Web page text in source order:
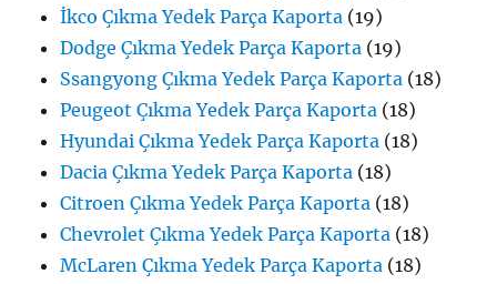
İkco Çıkma Yedek Parça Kaporta (19)
Dodge Çıkma Yedek Parça Kaporta (19)
Ssangyong Çıkma Yedek Parça Kaporta (18)
Peugeot Çıkma Yedek Parça Kaporta (18)
Hyundai Çıkma Yedek Parça Kaporta (18)
Dacia Çıkma Yedek Parça Kaporta (18)
Citroen Çıkma Yedek Parça Kaporta (18)
Chevrolet Çıkma Yedek Parça Kaporta (18)
McLaren Çıkma Yedek Parça Kaporta (18)